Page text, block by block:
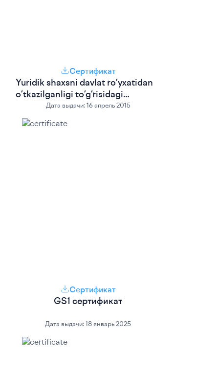
Сертификат
Yuridik shaxsni davlat ro’yxatidan
o’tkazilganligi to’g’risidagi
guvonhomaДата выдачи: 16 апрель 2015
Сертификат
GS1 сертификат
Дата выдачи: 18 январь 2025